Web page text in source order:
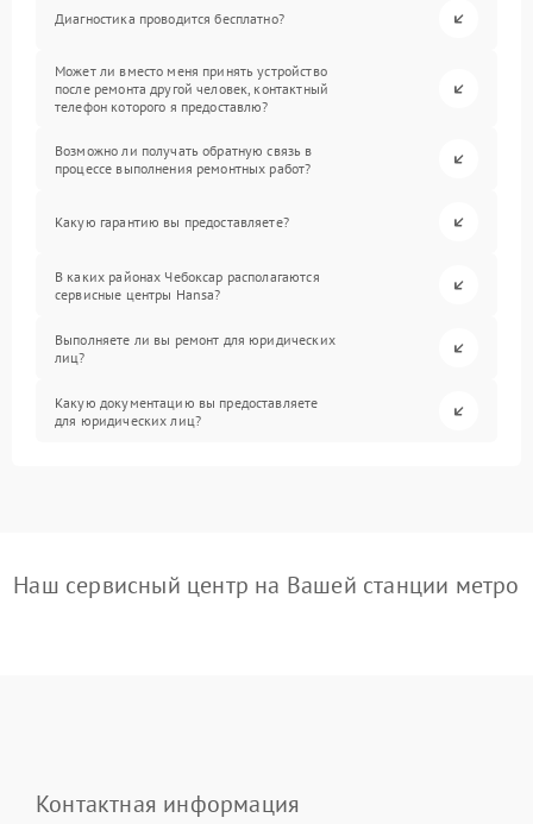
Диагностика проводится бесплатно?
Может ли вместо меня принять устройство
после ремонта другой человек, контактный
телефон которого я предоставлю?
Возможно ли получать обратную связь в
процессе выполнения ремонтных работ?
Какую гарантию вы предоставляете?
В каких районах Чебоксар располагаются
сервисные центры Hansa?
Выполняете ли вы ремонт для юридических
лиц?
Какую документацию вы предоставляете
для юридических лиц?
Наш сервисный центр на Вашей станции метро
Контактная информация